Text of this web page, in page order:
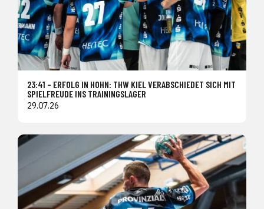
23:41 – ERFOLG IN HOHN: THW KIEL VERABSCHIEDET SICH MIT
SPIELFREUDE INS TRAININGSLAGER
29.07.26